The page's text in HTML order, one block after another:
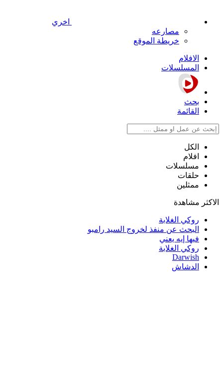
اخري
مصارعه
خريطة الموقع
الافلام
المسلسلات
بحث
القائمة
الكل
افلام
مسلسلات
حلقات
ممثلين
الاكثر مشاهدة
روكي الغلابة
البحث عن منفذ لخروج السيد رامبو
فيها إيه يعني
روكي الغلابة
Darwish
الدشاش